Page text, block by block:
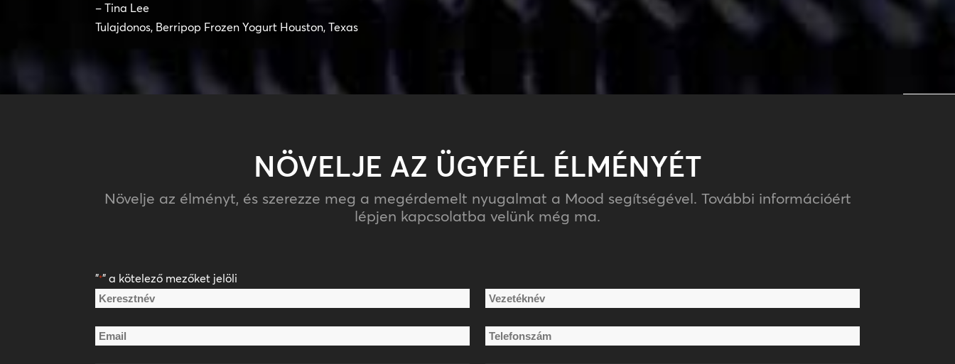
– Tina Lee
Tulajdonos, Berripop Frozen Yogurt Houston, Texas
NÖVELJE AZ ÜGYFÉL ÉLMÉNYÉT
Növelje az élményt, és szerezze meg a megérdemelt nyugalmat a Mood segítségével. További információért
lépjen kapcsolatba velünk még ma.
"*" a kötelező mezőket jelöli
Név
Keresztnév Vezetéknév
Email Telefonszám